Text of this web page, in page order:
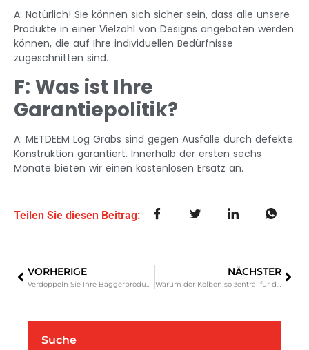
A: Natürlich! Sie können sich sicher sein, dass alle unsere
Produkte in einer Vielzahl von Designs angeboten werden
können, die auf Ihre individuellen Bedürfnisse
zugeschnitten sind.
F: Was ist Ihre
Garantiepolitik?
A: METDEEM Log Grabs sind gegen Ausfälle durch defekte
Konstruktion garantiert. Innerhalb der ersten sechs
Monate bieten wir einen kostenlosen Ersatz an.
Teilen Sie diesen Beitrag:
VORHERIGE
Verdoppeln Sie Ihre Baggerproduktivität mit METDEEM Quick Hitch
NÄCHSTER
Warum der Kolben so zentral für den Hydraulikbrecherbetrieb ist
Suche